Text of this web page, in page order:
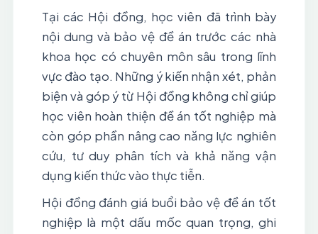
Tại các Hội đồng, học viên đã trình bày
nội dung và bảo vệ đề án trước các nhà
khoa học có chuyên môn sâu trong lĩnh
vực đào tạo. Những ý kiến nhận xét, phản
biện và góp ý từ Hội đồng không chỉ giúp
học viên hoàn thiện đề án tốt nghiệp mà
còn góp phần nâng cao năng lực nghiên
cứu, tư duy phân tích và khả năng vận
dụng kiến thức vào thực tiễn.
Hội đồng đánh giá buổi bảo vệ đề án tốt
nghiệp là một dấu mốc quan trọng, ghi